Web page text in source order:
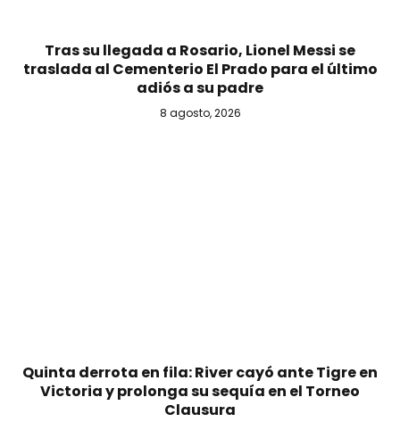
Tras su llegada a Rosario, Lionel Messi se
traslada al Cementerio El Prado para el último
adiós a su padre
8 agosto, 2026
Quinta derrota en fila: River cayó ante Tigre en
Victoria y prolonga su sequía en el Torneo
Clausura